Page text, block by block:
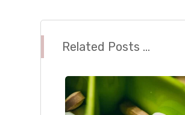
Related Posts ...